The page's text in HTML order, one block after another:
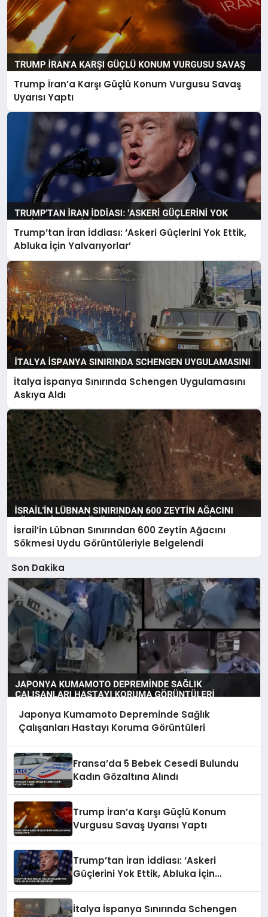
Trump İran’a Karşı Güçlü Konum Vurgusu Savaş
Uyarısı Yaptı
Trump’tan İran İddiası: ‘Askeri Güçlerini Yok Ettik,
Abluka İçin Yalvarıyorlar’
İtalya İspanya Sınırında Schengen Uygulamasını
Askıya Aldı
İsrail’in Lübnan Sınırından 600 Zeytin Ağacını
Sökmesi Uydu Görüntüleriyle Belgelendi
Son Dakika
Japonya Kumamoto Depreminde Sağlık
Çalışanları Hastayı Koruma Görüntüleri
Fransa’da 5 Bebek Cesedi Bulundu
Kadın Gözaltına Alındı
Trump İran’a Karşı Güçlü Konum
Vurgusu Savaş Uyarısı Yaptı
Trump’tan İran İddiası: ‘Askeri
Güçlerini Yok Ettik, Abluka İçin
İtalya İspanya Sınırında Schengen